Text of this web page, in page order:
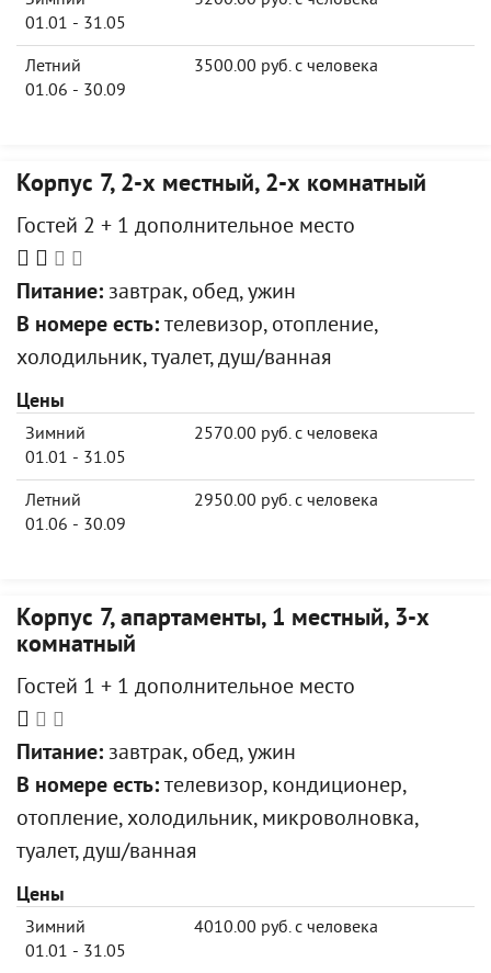
01.01 - 31.05
Летний
01.06 - 30.09
3500.00 руб. с человека
Корпус 7, 2-х местный, 2-х комнатный
Гостей 2 + 1 дополнительное место
Питание: завтрак, обед, ужин
В номере есть: телевизор, отопление,
холодильник, туалет, душ/ванная
Цены
Зимний
01.01 - 31.05
2570.00 руб. с человека
Летний
01.06 - 30.09
2950.00 руб. с человека
Корпус 7, апартаменты, 1 местный, 3-х
комнатный
Гостей 1 + 1 дополнительное место
Питание: завтрак, обед, ужин
В номере есть: телевизор, кондиционер,
отопление, холодильник, микроволновка,
туалет, душ/ванная
Цены
Зимний
01.01 - 31.05
4010.00 руб. с человека